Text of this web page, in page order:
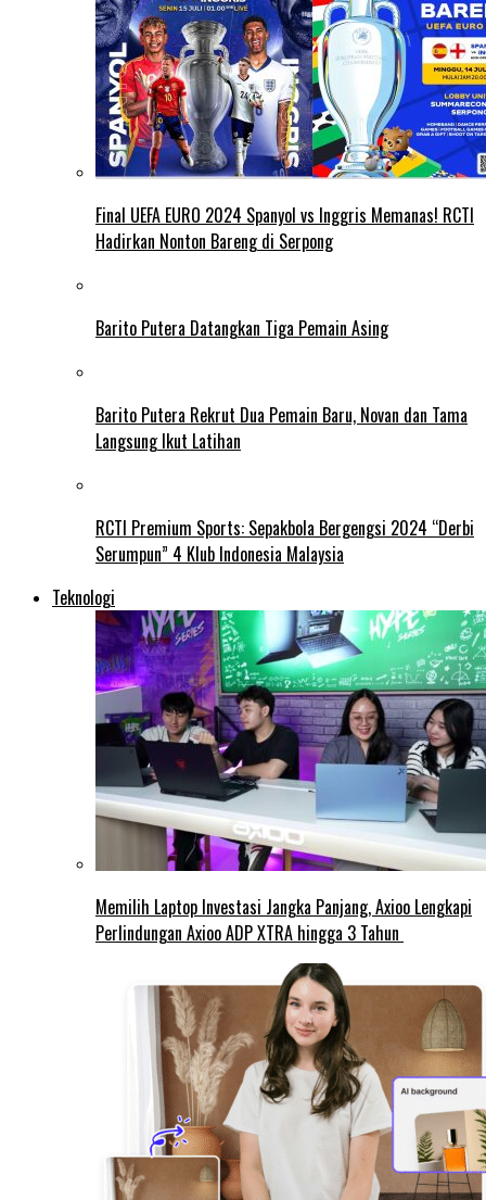
Final UEFA EURO 2024 Spanyol vs Inggris Memanas! RCTI
Hadirkan Nonton Bareng di Serpong
Barito Putera Datangkan Tiga Pemain Asing
Barito Putera Rekrut Dua Pemain Baru, Novan dan Tama
Langsung Ikut Latihan
RCTI Premium Sports: Sepakbola Bergengsi 2024 “Derbi
Serumpun” 4 Klub Indonesia Malaysia
Teknologi
Memilih Laptop Investasi Jangka Panjang, Axioo Lengkapi
Perlindungan Axioo ADP XTRA hingga 3 Tahun